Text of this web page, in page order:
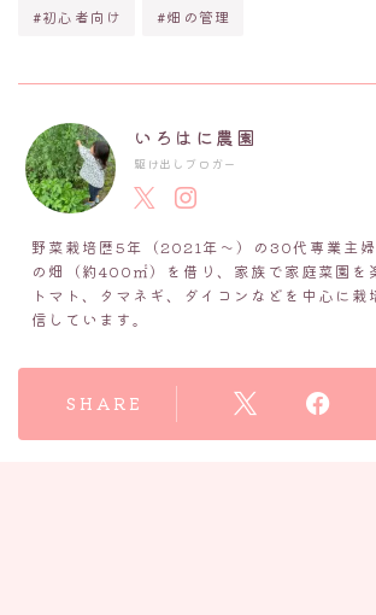
#初心者向け #畑の管理
いろはに農園
駆け出しブロガー
野菜栽培歴5年（2021年～）の30代専業主
の畑（約400㎡）を借り、家族で家庭菜園を
トマト、タマネギ、ダイコンなどを中心に栽
信しています。
SHARE